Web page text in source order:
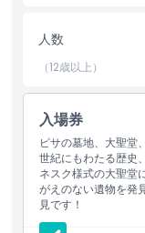
刻、絵画、聖遺物を
文化的遺産への深い
しています。事前に
ラ・デル・ドゥオー
らの素晴らしい場所
ハイライト
人数
（12歳以上）
入場券
ピサの墓地、大聖堂
世紀にもわたる歴史
ネスク様式の大聖堂
がえのない遺物を発
見です！